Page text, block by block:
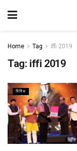
Home Tag iffi 2019
Tag: iffi 2019
विविध